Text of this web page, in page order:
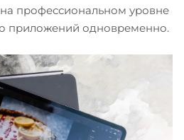
профессиональном уровне
приложений одновременно.